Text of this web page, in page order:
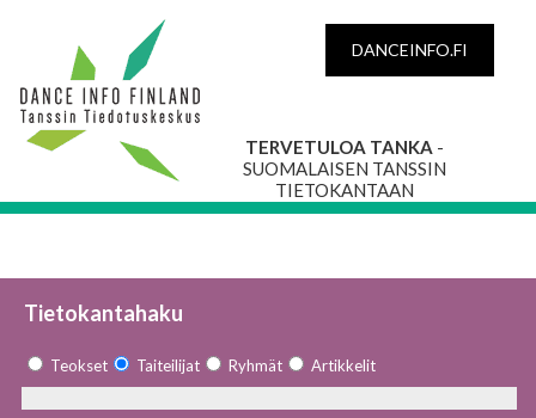
DANCEINFO.FI
TERVETULOA TANKA -
SUOMALAISEN TANSSIN
TIETOKANTAAN
Tietokantahaku
Teokset Taiteilijat Ryhmät Artikkelit